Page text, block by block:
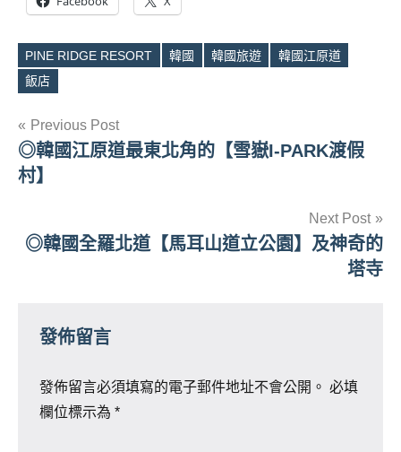
Tags
PINE RIDGE RESORT 韓國 韓國旅遊
韓國江原道
飯店
文
章
覽
Previous Post
◎韓國江原道最東北角的【雪嶽I-PARK渡假
村】
Next Post
◎韓國全羅北道【馬耳山道立公園】及神奇的
塔寺
發佈留言
發佈留言必須填寫的電子郵件地址不會公開。 必填
欄位標示為 *